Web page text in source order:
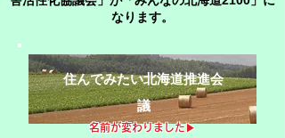
なります。
住んでみたい北海道推進会
議
​名前が変わりました▶︎